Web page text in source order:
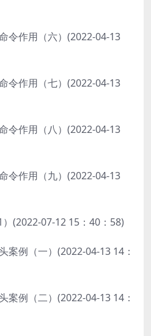
令作用（六）(2022-04-13
令作用（七）(2022-04-13
令作用（八）(2022-04-13
令作用（九）(2022-04-13
(2022-07-12 15：40：58)
案例（一）(2022-04-13 14：
案例（二）(2022-04-13 14：